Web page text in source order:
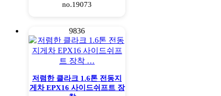
no.19073
9836
저렴한 클라크 1.6톤 전동지
게차 EPX16 사이드쉬프트 장